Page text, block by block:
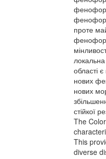
проте
локальна
області
нових
нових
стійкої
The
This
diverse